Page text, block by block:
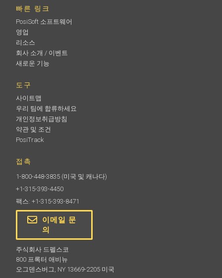
빠른 링크
PosiSoft 소프트웨어
영업
리소스
회사 소개 / 이벤트
새로운 기능
도구
사이트맵
우리 팀에 합류하세요
개인정보취급방침
약관 및 조건
PosiTrack
접촉
1-800-448-3835 (미국 및 캐나다)
+1-315-393-4450
팩스: +1-315-393-8471
이메일 문
의
주식회사 드펠스코
800 프록터 애비뉴
오그덴스버그, NY 13669-2205 미국